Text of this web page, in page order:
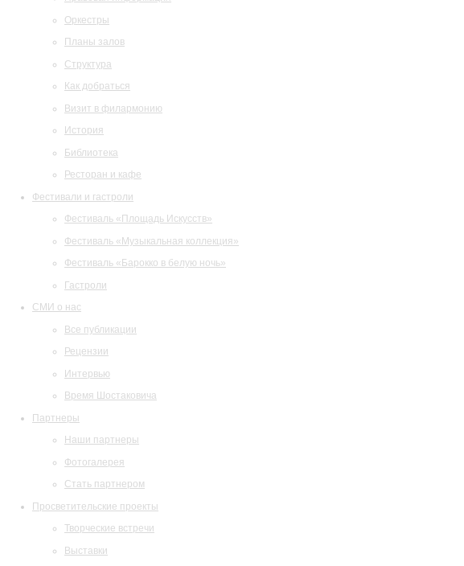
Оркестры
Планы залов
Структура
Как добраться
Визит в филармонию
История
Библиотека
Ресторан и кафе
Фестивали и гастроли
Фестиваль «Площадь Искусств»
Фестиваль «Музыкальная коллекция»
Фестиваль «Барокко в белую ночь»
Гастроли
СМИ о нас
Все публикации
Рецензии
Интервью
Время Шостаковича
Партнеры
Наши партнеры
Фотогалерея
Стать партнером
Просветительские проекты
Творческие встречи
Выставки